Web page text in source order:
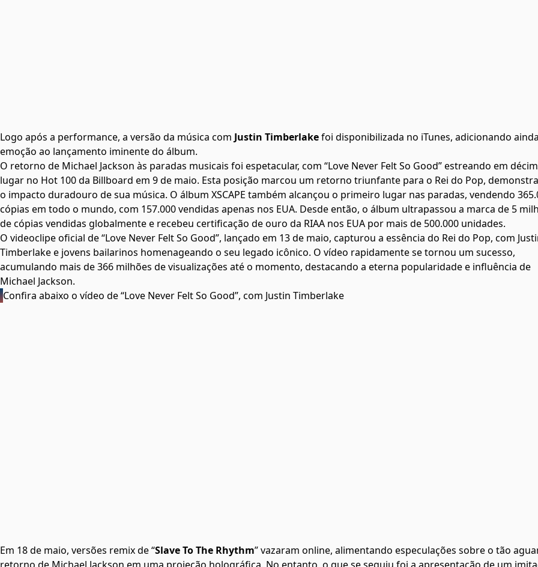
Logo após a performance, a versão da música com Justin Timberlakefoi disponibilizada no iTunes, adicionando
emoção ao lançamento iminente do álbum.
O retorno de Michael Jackson às paradas musicais foi espetacular, com “Love Never Felt So Good” estreando em
lugar no Hot 100 da Billboard em 9 de maio. Esta posição marcou um retorno triunfante para o Rei do Pop,
o impacto duradouro de sua música. O álbum XSCAPE também alcançou o primeiro lugar nas paradas, vendendo
cópias em todo o mundo, com 157.000 vendidas apenas nos EUA. Desde então, o álbum ultrapassou a marca de 5
de cópias vendidas globalmente e recebeu certificação de ouro da RIAA nos EUA por mais de 500.000 unidades.
O videoclipe oficial de “Love Never Felt So Good”, lançado em 13 de maio, capturou a essência do Rei do Pop, com
Timberlake e jovens bailarinos homenageando o seu legado icônico. O vídeo rapidamente se tornou um sucesso,
acumulando mais de 366 milhões de visualizações até o momento, destacando a eterna popularidade e influência de
Michael Jackson.
Confira abaixo o vídeo de “Love Never Felt So Good”, com Justin Timberlake
Em 18 de maio, versões remix de “Slave To The Rhythm” vazaram online, alimentando especulações sobre o tão